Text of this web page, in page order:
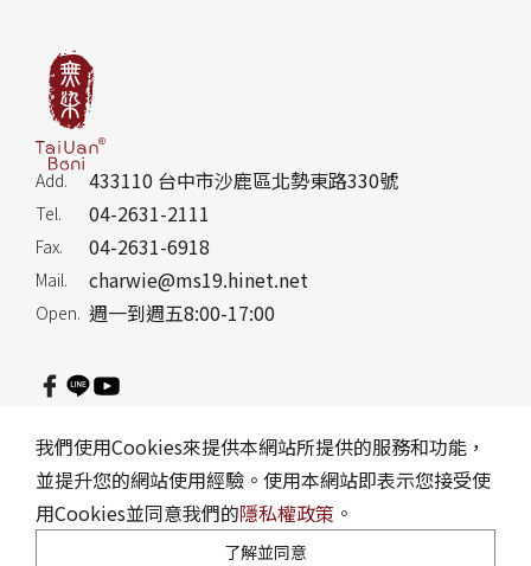
Add. 433110 台中市沙鹿區北勢東路330號
Tel. 04-2631-2111
Fax. 04-2631-6918
Mail. charwie@ms19.hinet.net
Open. 週一到週五8:00-17:00
隱私權政策訂購說明網站地圖Reader Version
Copyright © 洽維企業股份有限公司. Design byCREATOP.
我們使用Cookies來提供本網站所提供的服務和功能，
並提升您的網站使用經驗。使用本網站即表示您接受使
用Cookies並同意我們的隱私權政策 。
了解並同意